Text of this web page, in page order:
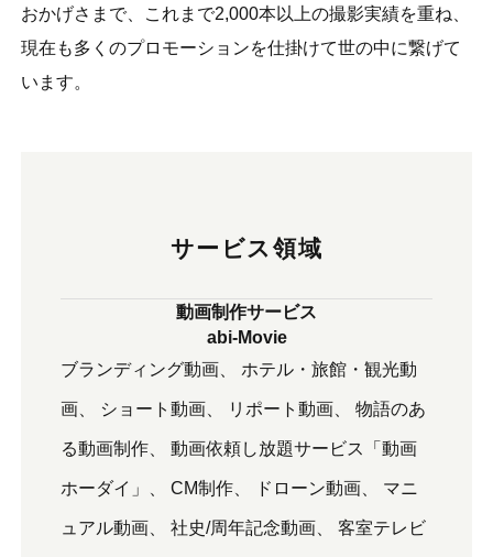
おかげさまで、これまで2,000本以上の撮影実績を重ね、
現在も多くのプロモーションを仕掛けて世の中に繋げて
います。
サービス領域
動画制作サービス
abi-Movie
ブランディング動画
ホテル・旅館・観光動
画 ショート動画 リポート動画 物語のあ
る動画制作 動画依頼し放題サービス「動画
ホーダイ」 CM制作 ドローン動画 マニ
ュアル動画 社史/周年記念動画 客室テレビ